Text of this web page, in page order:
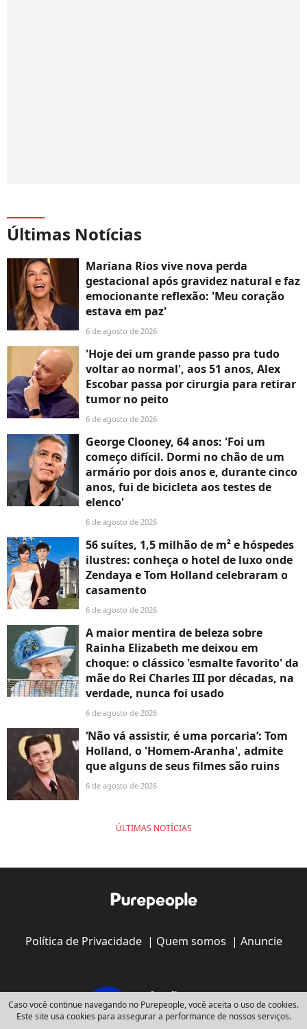
Últimas Notícias
Mariana Rios vive nova perda
gestacional após gravidez natural e faz
emocionante reflexão: 'Meu coração
estava em paz'
6 de agosto de 2026
'Hoje dei um grande passo pra tudo
voltar ao normal', aos 51 anos, Alex
Escobar passa por cirurgia para retirar
tumor no peito
6 de agosto de 2026
George Clooney, 64 anos: 'Foi um
começo difícil. Dormi no chão de um
armário por dois anos e, durante cinco
anos, fui de bicicleta aos testes de
elenco'
6 de agosto de 2026
56 suítes, 1,5 milhão de m² e hóspedes
ilustres: conheça o hotel de luxo onde
Zendaya e Tom Holland celebraram o
casamento
6 de agosto de 2026
A maior mentira de beleza sobre
Rainha Elizabeth me deixou em
choque: o clássico 'esmalte favorito' da
mãe do Rei Charles III por décadas, na
verdade, nunca foi usado
6 de agosto de 2026
‘Não vá assistir, é uma porcaria’: Tom
Holland, o 'Homem-Aranha', admite
que alguns de seus filmes são ruins
6 de agosto de 2026
ÚLTIMAS NOTÍCIAS
Política de Privacidade| Quem somos | Anuncie
Caso você continue navegando no Purepeople, você aceita o uso de cookies.
Este site usa cookies para assegurar a performance de nossos serviços.